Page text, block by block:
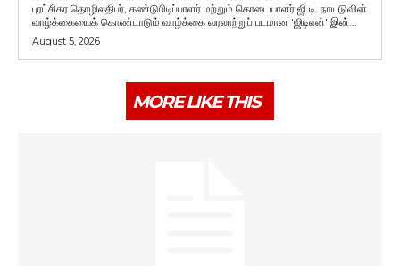
புரட்சிகர தொழிலதிபர், கண்டுபிடிப்பாளர் மற்றும் கொடையாளர் ஜி.டி. நாயுடுவின்
வாழ்க்கையைக் கொண்டாடும் வாழ்க்கை வரலாற்றுப் படமான 'ஜிடிஎன்' இன்...
August 5, 2026
MORE LIKE THIS